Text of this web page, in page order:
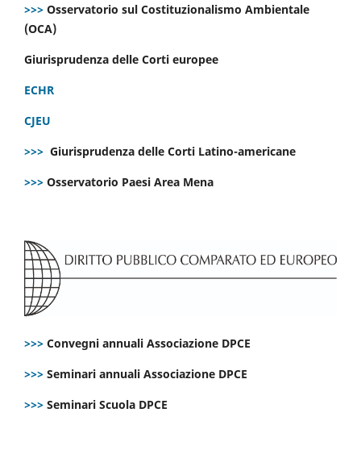
>>> Osservatorio sul Costituzionalismo Ambientale
(OCA)
Giurisprudenza delle Corti europee
ECHR
CJEU
>>> Giurisprudenza delle Corti Latino-americane
>>> Osservatorio Paesi Area Mena
>>> Convegni annuali Associazione DPCE
>>> Seminari annuali Associazione DPCE
>>> Seminari Scuola DPCE